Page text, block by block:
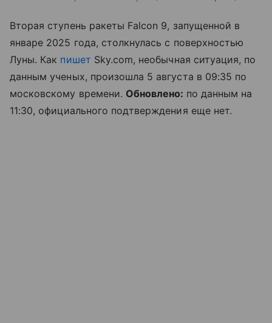
Вторая ступень ракеты Falcon 9, запущенной в
январе 2025 года, столкнулась с поверхностью
Луны. Как пишет Sky.com, необычная ситуация, по
данным ученых, произошла 5 августа в 09:35 по
московскому времени. Обновлено: по данным на
11:30, официального подтверждения еще нет.